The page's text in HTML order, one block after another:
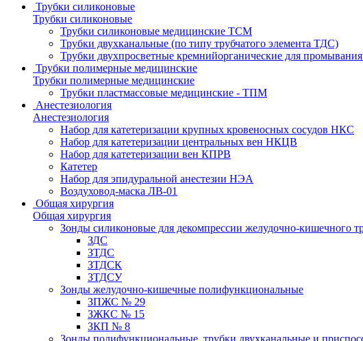
Трубки силиконовые
Трубки силиконовые
Трубки силиконовые медицинские ТСМ
Трубки двухканальные (по типу трубчатого элемента ТДС)
Трубки двухпросветные кремнийорганические для
Трубки полимерные медицинские
Трубки полимерные медицинские
Трубки пластмассовые медицинские - ТПМ
Анестезиология
Анестезиология
Набор для катетеризации крупных кровеносных сосудов НКС
Набор для катетеризации центральных вен НКЦВ
Набор для катетеризации вен КПРВ
Катетер
Набор для эпидуральной анестезии НЭА
Воздуховод-маска ЛВ-01
Общая хирургия
Общая хирургия
Зонды силиконовые для декомпрессии желудочно-кишечного
ЗДС
ЗТДС
ЗТДСК
ЗТДСУ
Зонды желудочно-кишечные полифункциональные
ЗПЖС № 29
ЗЖКС № 15
ЗКП № 8